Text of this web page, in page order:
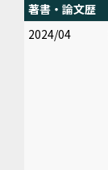
著書・論文歴
2024/04